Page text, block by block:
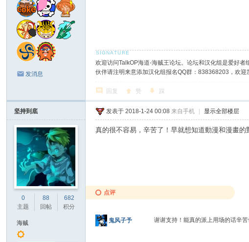
发消息
欢迎访问TalkOP海道-海贼王论坛。论坛和汉化组是爱好
伙伴请注明来意添加汉化组报名QQ群：838368203，欢迎
回复 赞 踩
坚持到底
0
主题
88
回帖
682
积分
海贼
发表于 2018-1-24 00:08 来自手机 显示全部楼层
真的很不容易，辛苦了！早就想知道動漫和漫畫的
点评
鬼风子予 谢谢支持！能真的派上用场的话辛